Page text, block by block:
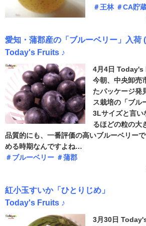
＃王林 ＃CA貯
愛知・蒲郡産の「ブルーベリー」入荷
Today's Fruits ♪
4月4日 Today's
今朝、中央卸売
たパッケージ発
ス栽培の「ブル
3Lサイズと言い
るほどの粒の大
品質的にも、一番評価の高いブルーベリー
める時期なんですよね…
＃ブルーベリー ＃蒲郡
紅小玉すいか「ひとりじめ」
Today's Fruits ♪
3月30日